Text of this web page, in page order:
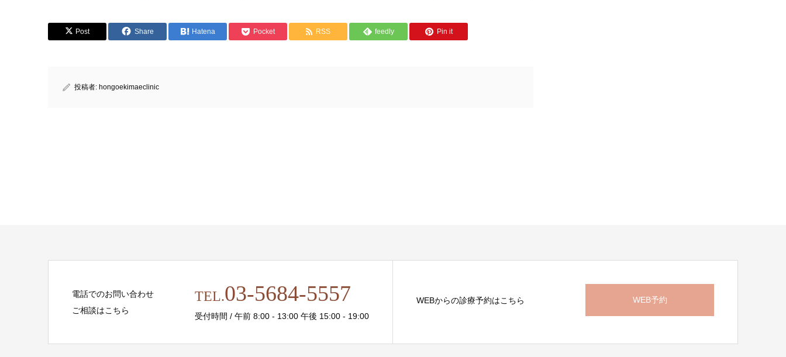
Post Share Hatena Pocket RSS feedly Pin it
投稿者: hongoekimaeclinic
電話でのお問い合わせ
ご相談はこちら
TEL.03-5684-5557
受付時間 / 午前 8:00 - 13:00 午後 15:00 - 19:00
WEBからの診療予約はこちら WEB予約